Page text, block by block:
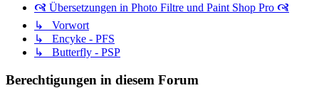
🙧 Übersetzungen in Photo Filtre und Paint Shop Pro 🙧
↳ Vorwort
↳ Encyke - PFS
↳ Butterfly - PSP
Berechtigungen in diesem Forum